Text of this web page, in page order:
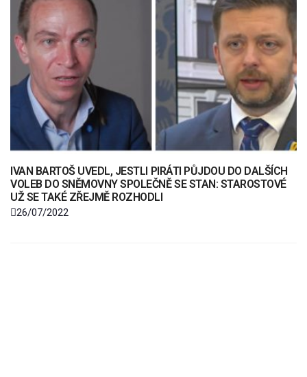
IVAN BARTOŠ UVEDL, JESTLI PIRÁTI PŮJDOU DO DALŠÍCH
VOLEB DO SNĚMOVNY SPOLEČNĚ SE STAN: STAROSTOVÉ
UŽ SE TAKÉ ZŘEJMĚ ROZHODLI
26/07/2022